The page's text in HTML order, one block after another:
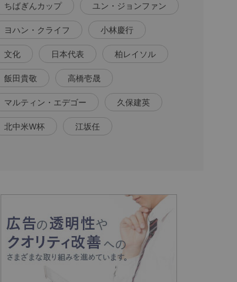
ちばぎんカップ ユン・ジョンファン
ヨハン・クライフ 小林慶行
文化 日本代表 柏レイソル
飯田貴敬 高橋壱晟
マルティン・エデゴー 久保建英
北中米W杯 江坂任